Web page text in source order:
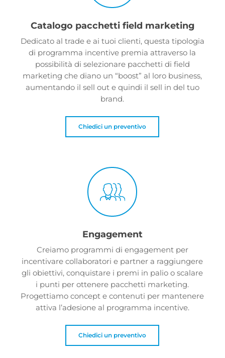
Catalogo pacchetti field marketing
Dedicato al trade e ai tuoi clienti, questa tipologia
di programma incentive premia attraverso la
possibilità di selezionare pacchetti di field
marketing che diano un “boost” al loro business,
aumentando il sell out e quindi il sell in del tuo
brand.
Chiedici un preventivo
Engagement
Creiamo programmi di engagement per
incentivare collaboratori e partner a raggiungere
gli obiettivi, conquistare i premi in palio o scalare
i punti per ottenere pacchetti marketing.
Progettiamo concept e contenuti per mantenere
attiva l’adesione al programma incentive.
Chiedici un preventivo